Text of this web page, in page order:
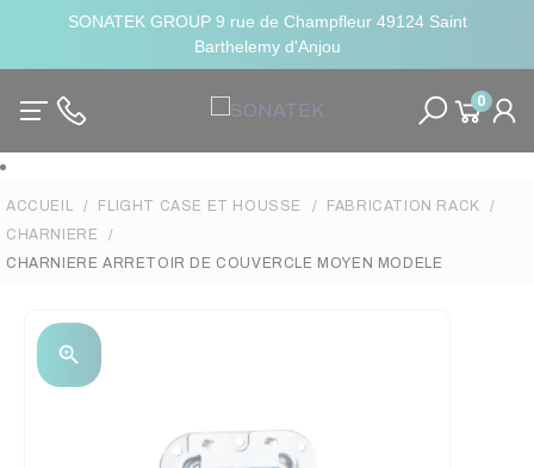
SONATEK GROUP 9 rue de Champfleur 49124 Saint
Barthelemy d'Anjou
0
ACCUEIL FLIGHT CASE ET HOUSSE
FABRICATION RACK
CHARNIERE
CHARNIERE ARRETOIR DE COUVERCLE MOYEN MODELE
zoom_in